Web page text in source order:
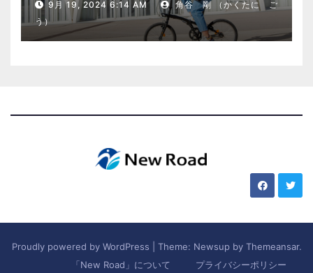
9月 19, 2024 6:14 AM
角谷 剛 （かくたに ご
う）
Proudly powered by WordPress Theme: Newsup by Themeansar.
「New Road」について
プライバシーポリシー